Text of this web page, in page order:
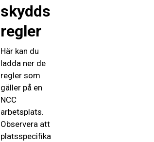
skydds
regler
Här kan du
ladda ner de
regler som
gäller på en
NCC
arbetsplats.
Observera att
platsspecifika